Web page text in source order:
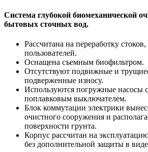
Система глубокой биомеханической
бытовых сточных вод.
Рассчитана на переработку
пользователей.
Оснащена съемным биофильтром.
Отсутствуют подвижные и
подверженные износу.
Используются погружные насосы
поплавковым выключателем.
Блок коммутации электрики
очистного сооружения и
поверхности грунта.
Корпус рассчитан на
без дополнительной защиты в